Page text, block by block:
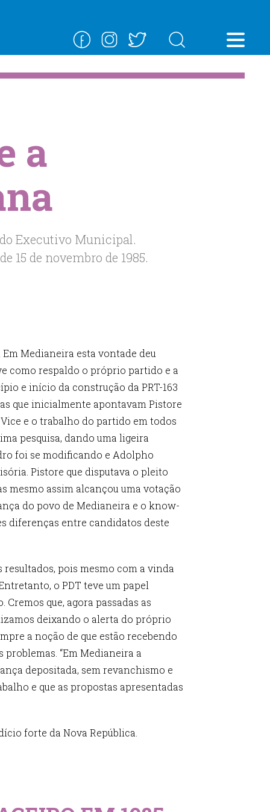
a
Executivo Municipal.
15 de novembro de 1985.
Medianeira esta vontade deu
como respaldo o próprio partido e a
e início da construção da PRT-163
que inicialmente apontavam Pistore
e o trabalho do partido em todos
pesquisa, dando uma ligeira
foi se modificando e Adolpho
Pistore que disputava o pleito
mesmo assim alcançou uma votação
do povo de Medianeira e o know-
diferenças entre candidatos deste
pois mesmo com a vinda
o PDT teve um papel
que, agora passadas as
deixando o alerta do próprio
a noção de que estão recebendo
“Em Medianeira a
depositada, sem revanchismo e
e que as propostas apresentadas
forte da Nova República.